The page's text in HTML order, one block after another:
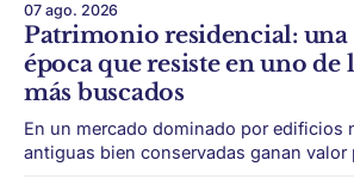
éxito de un desarrollo inmobiliario ya no
conseguir un buen terreno. En un mercado más exigente,
la estructura financiera, legal
07 ago. 2026
Patrimonio residencial: una
época que resiste en uno de
más buscados
En un mercado dominado por edificios
antiguas bien conservadas ganan valor